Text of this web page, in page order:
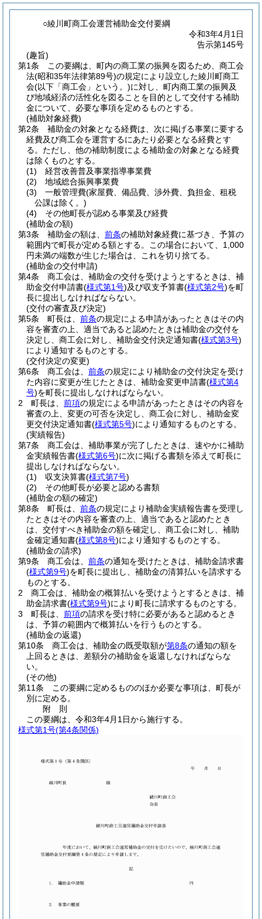
○綾川町商工会運営補助金交付要綱
令和3年4月1日
告示第145号
(趣旨)
第1条
この要綱は、町内の商工業の振興を図るため、商工会
法(昭和35年法律第89号)の規定により設立した綾川町商工
会(以下「商工会」という。)に対し、町内商工業の振興及
び地域経済の活性化を図ることを目的として交付する補助
金について、必要な事項を定めるものとする。
(補助対象経費)
第2条
補助金の対象となる経費は、次に掲げる事業に要する
経費及び商工会を運営するにあたり必要となる経費とす
る。 ただし、他の補助制度による補助金の対象となる経費
は除くものとする。
(1)
経営改善普及事業指導事業費
(2)
地域総合振興事業費
(3)
一般管理費(家屋費、備品費、渉外費、負担金、租税
公課は除く。)
(4)
その他町長が認める事業及び経費
(補助金の額)
第3条
補助金の額は、 前条の補助対象経費に基づき、予算の
範囲内で町長が定める額とする。
この場合において、1,000
円未満の端数が生じた場合は、これを切り捨てる。
(補助金の交付申請)
第4条
商工会は、補助金の交付を受けようとするときは、補
助金交付申請書(様式第1号)及び収支予算書(様式第2号)を町
長に提出しなければならない。
(交付の審査及び決定)
第5条
町長は、 前条の規定による申請があったときはその内
容を審査の上、適当であると認めたときは補助金の交付を
決定し、商工会に対し、補助金交付決定通知書(様式第3号)
により通知するものとする。
(交付決定の変更)
第6条
商工会は、 前条の規定により補助金の交付決定を受け
た内容に変更が生じたときは、補助金変更申請書(様式第4
号)を町長に提出しなければならない。
2
町長は、 前項の規定による申請があったときはその内容を
審査の上、変更の可否を決定し、商工会に対し、補助金変
更交付決定通知書(様式第5号)により通知するものとする。
(実績報告)
第7条
商工会は、補助事業が完了したときは、速やかに補助
金実績報告書(様式第6号)に次に掲げる書類を添えて町長に
提出しなければならない。
(1)
収支決算書(様式第7号)
(2)
その他町長が必要と認める書類
(補助金の額の確定)
第8条
町長は、 前条の規定により補助金実績報告書を受理し
たときはその内容を審査の上、適当であると認めたとき
は、交付すべき補助金の額を確定し、商工会に対し、補助
金確定通知書(様式第8号)により通知するものとする。
(補助金の請求)
第9条
商工会は、 前条の通知を受けたときは、補助金請求書
(様式第9号)を町長に提出し、補助金の清算払いを請求する
ものとする。
2
商工会は、補助金の概算払いを受けようとするときは、補
助金請求書(様式第9号)により町長に請求するものとする。
3
町長は、 前項の請求を受け特に必要があると認めるとき
は、予算の範囲内で概算払いを行うものとする。
(補助金の返還)
第10条
商工会は、補助金の既受取額が第8条の通知の額を
上回るときは、差額分の補助金を返還しなければならな
い。
(その他)
第11条
この要綱に定めるもののほか必要な事項は、町長が
別に定める。
附 則
この要綱は、令和3年4月1日から施行する。
様式第1号(第4条関係)